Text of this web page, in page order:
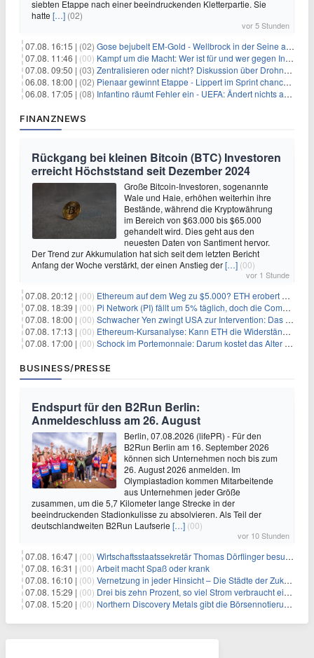
siebten Etappe nach einer beeindruckenden Kletterpartie. Sie
hatte […] (02)
vor 5 Stunden
07.08. 16:15 | (02) Gose bejubelt EM-Gold - Wellbrock in der Seine ausgebremst
07.08. 11:46 | (00) Kampf um die Macht: Wer ist für und wer gegen Infantino?
07.08. 09:50 | (03) Zentralisieren oder nicht? Diskussion über Drohnenabwehr
06.08. 18:00 | (02) Pienaar gewinnt Etappe - Lippert im Sprint chancenlos
06.08. 17:05 | (08) Infantino räumt Fehler ein - UEFA: Ändert nichts an Boykott
FINANZNEWS
Rückgang bei kleinen Bitcoin (BTC) Investoren
erreicht Höchststand seit Dezember 2024
Große Bitcoin-Investoren, sogenannte
Wale und Haie, erhöhen weiterhin ihre
Bestände, während die Kryptowährung
im Bereich von $63.000 bis $65.000
gehandelt wird. Dies geht aus den
neuesten Daten von Santiment hervor.
Der Trend zur Akkumulation hat sich seit dem letzten Bericht
Anfang der Woche verstärkt, der einen Anstieg der[…] (00)
vor 1 Stunde
07.08. 20:12 | (00) Ethereum auf dem Weg zu $5.000? ETH erobert wichtige Marke zurück, während Institutionen weiter akkumulieren
07.08. 18:39 | (00) Pi Network (PI) fällt um 5% täglich, doch die Community bleibt optimistisch
07.08. 18:00 | (00) Schwacher Yen zwingt USA zur Intervention: Das größte Risiko seit 15 Jahren
07.08. 17:13 | (00) Ethereum-Kursanalyse: Kann ETH die Widerstände der gleitenden Durchschnitte überwinden?
07.08. 17:00 | (00) Schock im Portemonnaie: Darum kostet das Alter deutlich mehr als Sie denken
BUSINESS/PRESSE
Endspurt für den B2Run Berlin:
Anmeldeschluss am 26. August
Berlin, 07.08.2026 (lifePR) - Für den
B2Run Berlin am 16. September 2026
können sich Unternehmen noch bis zum
26. August 2026 anmelden. Im
Olympiastadion kommen Mitarbeitende
aus Unternehmen jeder Größe
zusammen, um die 5,7 Kilometer lange Strecke in der
beeindruckenden Stadionkulisse zu absolvieren. Als Teil der
deutschlandweiten B2Run Laufserie […] (00)
vor 10 Stunden
07.08. 16:47 | (00) Wirtschaftsstaatssekretär Thomas Dörflinger besucht Handwerksbetrieb im Kammerbezirk Freiburg
07.08. 16:31 | (00) Arbeit macht Spaß oder krank
07.08. 16:10 | (00) Vernetzung in jeder Hinsicht – Die Städte der Zukunft sind grün-blau
07.08. 15:29 | (00) Drei bis zehn Prozent, so viel Strom verbraucht ein Aufzug im Gebäude
07.08. 15:20 | (00) Northern Discovery Metals gibt die Börsennotierung an der Frankfurter Wertpapierbörse bekannt